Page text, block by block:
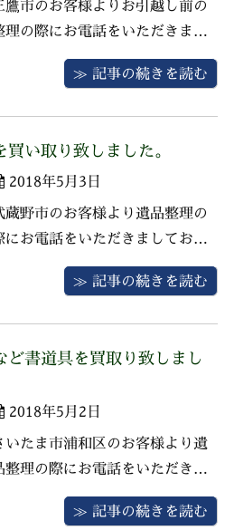
鷹市のお客様よりお引越し前の
理の際にお電話をいただきまし
てお伺いさせていただきました。
お品物はバカラの花瓶、ロックグ
りますので精一杯の査定をさせ
いただきました。贈答品の中か
ウェッジウッド、ノリタケのテ
ーポ ...
≫ 記事の続きを読む
い取り致しました。
2018年5月3日
蔵野市のお客様より遺品整理の
にお電話をいただきましてお伺
いさせていただきました。 お品物
は仏像、仏画、茶道具、贈答品が
強化している仏像・仏画、茶道
お客様にご満足いただける価格
てお ...
≫ 記事の続きを読む
ど書道具を買取り致しまし
2018年5月2日
いたま市浦和区のお客様より遺
整理の際にお電話をいただきま
してお伺いさせていただきまし
た。 お品物は中国の書道具一式、
≫ 記事の続きを読む